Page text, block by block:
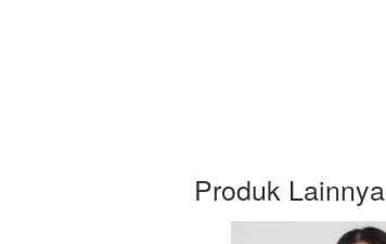
Produk Lainnya